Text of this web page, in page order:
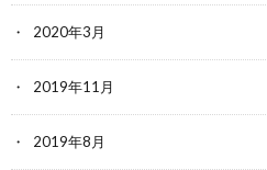
2020年3月
2019年11月
2019年8月